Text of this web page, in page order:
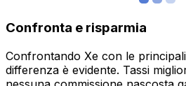
Confronta e risparmia
Confrontando Xe con le
differenza è evidente. Tassi